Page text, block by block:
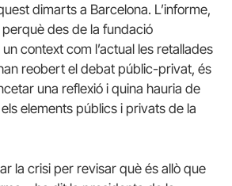
dimarts a Barcelona. L’informe,
des de la fundació
context com l’actual les retallades
reobert el debat públic-privat, és
una reflexió i quina hauria de
elements públics i privats de la
la crisi per revisar què és allò que